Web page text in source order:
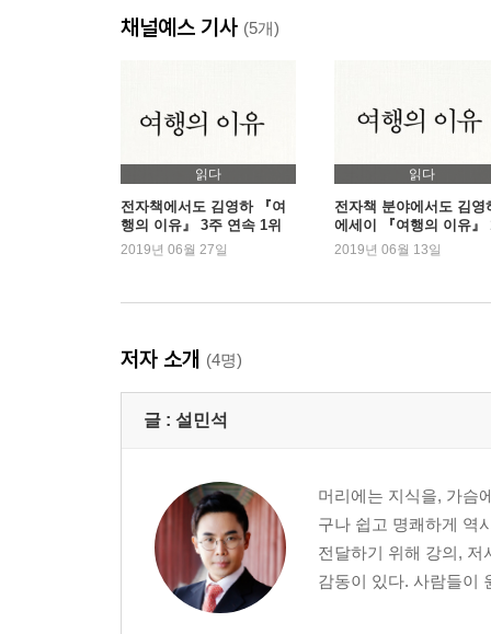
채널예스 기사 (5개)
읽다
전자책에서도 김영하 『여
행의 이유』 3주 연속 1위
등극
2019년 06월 27일
읽다
전자책 분야에서도 김영
에세이 『여행의 이유』
위
2019년 06월 13일
저자 소개 (4명)
글 : 설민석
머리에는 지식을, 가슴
구나 쉽고 명쾌하게 역
전달하기 위해 강의,
감동이 있다. 사람들이